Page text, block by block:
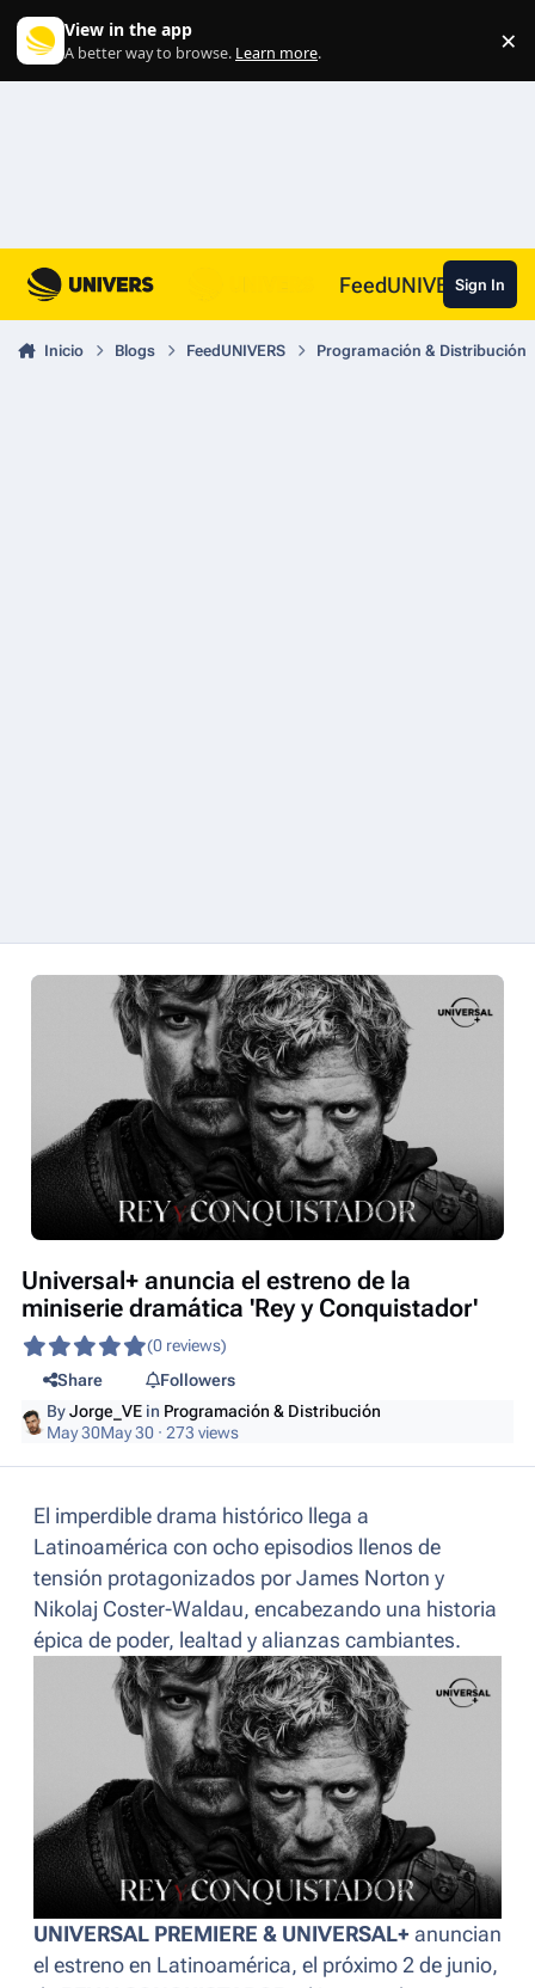
View in the app
A better way to browse. Learn more. ×
FeedUNIVERSSign In
Inicio Blogs FeedUNIVERS Programación & Distribución
Universal+ anuncia el estreno de la
miniserie dramática 'Rey y Conquistador'
(0 reviews)
Share
Followers
ByJorge_VE in Programación & Distribución
May 30May 30 · 273 views
El imperdible drama histórico llega a
Latinoamérica con ocho episodios llenos de
tensión protagonizados por James Norton y
Nikolaj Coster-Waldau, encabezando una historia
épica de poder, lealtad y alianzas cambiantes.
UNIVERSAL PREMIERE & UNIVERSAL+ anuncian
el estreno en Latinoamérica, el próximo 2 de junio,